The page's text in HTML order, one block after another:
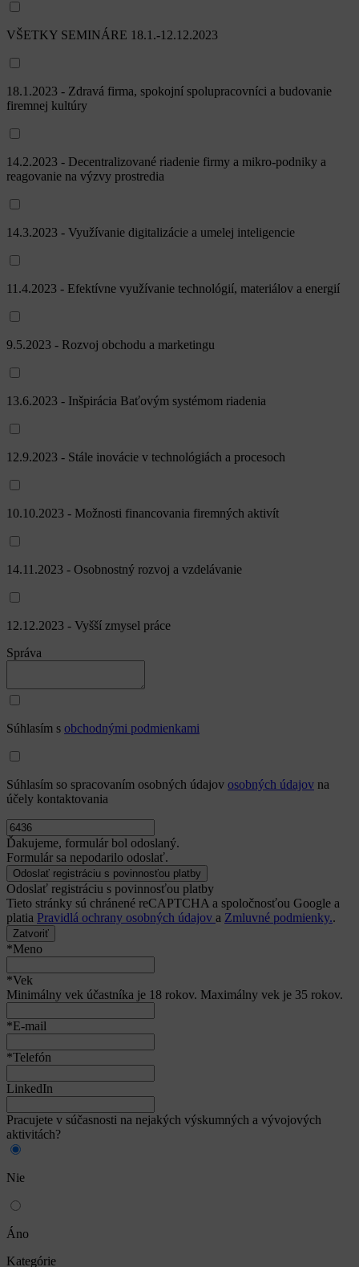
VŠETKY SEMINÁRE 18.1.-12.12.2023
18.1.2023 - Zdravá firma, spokojní spolupracovníci a budovanie
firemnej kultúry
14.2.2023 - Decentralizované riadenie firmy a mikro-podniky a
reagovanie na výzvy prostredia
14.3.2023 - Využívanie digitalizácie a umelej inteligencie
11.4.2023 - Efektívne využívanie technológií, materiálov a energií
9.5.2023 - Rozvoj obchodu a marketingu
13.6.2023 - Inšpirácia Baťovým systémom riadenia
12.9.2023 - Stále inovácie v technológiách a procesoch
10.10.2023 - Možnosti financovania firemných aktivít
14.11.2023 - Osobnostný rozvoj a vzdelávanie
12.12.2023 - Vyšší zmysel práce
Správa
Súhlasím s obchodnými podmienkami
Súhlasím so spracovaním osobných údajov osobných údajov na
účely kontaktovania
Ďakujeme, formulár bol odoslaný.
Formulár sa nepodarilo odoslať.
Odoslať registráciu s povinnosťou platby
Tieto stránky sú chránené reCAPTCHA a spoločnosťou Google a
platia Pravidlá ochrany osobných údajov a Zmluvné podmienky..
Zatvoriť
*Meno
*Vek
Minimálny vek účastníka je 18 rokov. Maximálny vek je 35 rokov.
*E-mail
*Telefón
LinkedIn
Pracujete v súčasnosti na nejakých výskumných a vývojových
aktivitách?
Nie
Áno
Kategórie